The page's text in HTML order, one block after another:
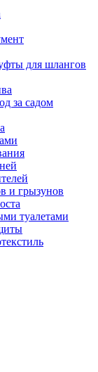
для шлангов
за садом
и грызунов
туалетами